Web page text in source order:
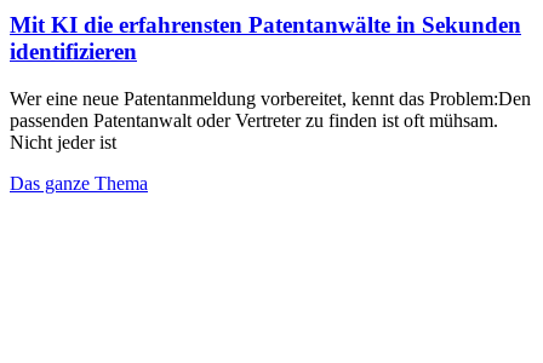
Mit KI die erfahrensten Patentanwälte in Sekunden
identifizieren
Wer eine neue Patentanmeldung vorbereitet, kennt das Problem:Den
passenden Patentanwalt oder Vertreter zu finden ist oft mühsam.
Nicht jeder ist
Das ganze Thema